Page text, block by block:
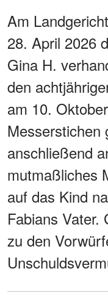
Am
28. April 2026
Gina H.
den
am 10.
Messerstichen
anschließend
mutmaßliches
auf das Kind
Fabians Vater.
zu den